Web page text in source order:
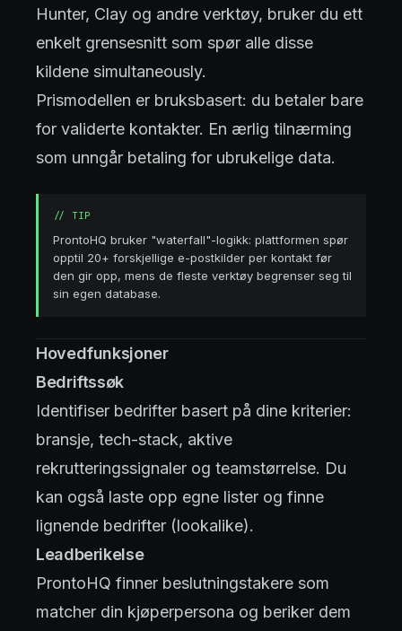
Hunter, Clay og andre verktøy, bruker du ett
enkelt grensesnitt som spør alle disse
kildene simultaneously.
Prismodellen er bruksbasert: du betaler bare
for validerte kontakter. En ærlig tilnærming
som unngår betaling for ubrukelige data.
// TIP
ProntoHQ bruker "waterfall"-logikk: plattformen spør
opptil 20+ forskjellige e-postkilder per kontakt før
den gir opp, mens de fleste verktøy begrenser seg til
sin egen database.
Hovedfunksjoner
Bedriftssøk
Identifiser bedrifter basert på dine kriterier:
bransje, tech-stack, aktive
rekrutteringssignaler og teamstørrelse. Du
kan også laste opp egne lister og finne
lignende bedrifter (lookalike).
Leadberikelse
ProntoHQ finner beslutningstakere som
matcher din kjøperpersona og beriker dem